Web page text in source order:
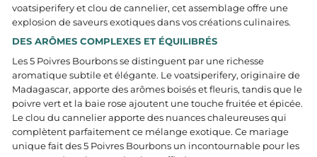
voatsiperifery et clou de cannelier, cet assemblage offre une
explosion de saveurs exotiques dans vos créations culinaires.
DES ARÔMES COMPLEXES ET ÉQUILIBRÉS
Les 5 Poivres Bourbons se distinguent par une richesse
aromatique subtile et élégante. Le voatsiperifery, originaire de
Madagascar, apporte des arômes boisés et fleuris, tandis que le
poivre vert et la baie rose ajoutent une touche fruitée et épicée.
Le clou du cannelier apporte des nuances chaleureuses qui
complètent parfaitement ce mélange exotique. Ce mariage
unique fait des 5 Poivres Bourbons un incontournable pour les